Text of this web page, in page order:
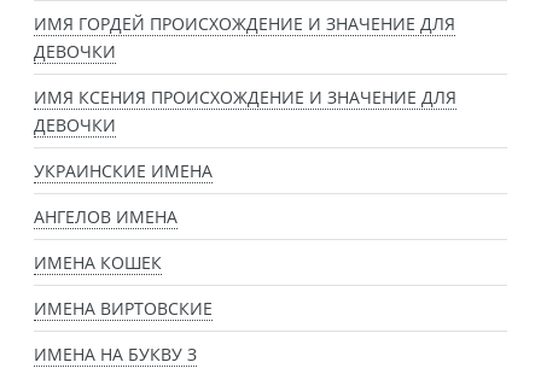
ИМЯ ГОРДЕЙ ПРОИСХОЖДЕНИЕ И ЗНАЧЕНИЕ ДЛЯ
ДЕВОЧКИ
ИМЯ КСЕНИЯ ПРОИСХОЖДЕНИЕ И ЗНАЧЕНИЕ ДЛЯ
ДЕВОЧКИ
УКРАИНСКИЕ ИМЕНА
АНГЕЛОВ ИМЕНА
ИМЕНА КОШЕК
ИМЕНА ВИРТОВСКИЕ
ИМЕНА НА БУКВУ З